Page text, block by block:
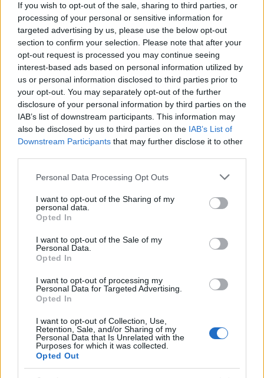
If you wish to opt-out of the sale, sharing to third parties, or
processing of your personal or sensitive information for
targeted advertising by us, please use the below opt-out
section to confirm your selection. Please note that after your
opt-out request is processed you may continue seeing
interest-based ads based on personal information utilized by
us or personal information disclosed to third parties prior to
your opt-out. You may separately opt-out of the further
disclosure of your personal information by third parties on the
IAB’s list of downstream participants. This information may
also be disclosed by us to third parties on the IAB’s List of
Downstream Participants that may further disclose it to other
Please note that this website/app uses one or more Google
not limited to your visit or usage behaviour. You may click to
grant or deny consent to Google and its third-party tags to
use your data for below specified purposes in below Google
consent section.
Personal Data Processing Opt Outs
I want to opt-out of the Sharing of my
personal data.
Opted In
I want to opt-out of the Sale of my
Personal Data.
Opted In
I want to opt-out of processing my
Personal Data for Targeted Advertising.
Opted In
I want to opt-out of Collection, Use,
Retention, Sale, and/or Sharing of my
Personal Data that Is Unrelated with the
Purposes for which it was collected.
Opted Out
Σχόλια
Αν τα χάσατε
Πρώτη νίκη της Ferrari
Hamilton κέρδισε τον
Russell
1 στη Βαρκελώνη